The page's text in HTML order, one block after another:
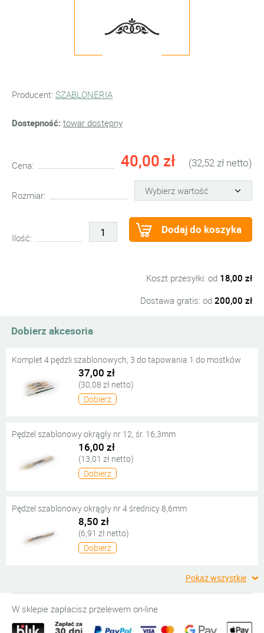
Producent: SZABLONERIA
Dostepność: towar dostępny
Cena: 40,00 zł (32,52 zł netto)
Rozmiar:
Ilość:
Dodaj do koszyka
Koszt przesyłki: od 18,00 zł
Dostawa gratis: od 200,00 zł
Dobierz akcesoria
Komplet 4 pędzli szablonowych, 3 do tapowania 1 do mostków
37,00 zł
(30,08 zł netto)
Dobierz
Pędzel szablonowy okrągły nr 12, śr. 16,3mm
16,00 zł
(13,01 zł netto)
Dobierz
Pędzel szablonowy okrągły nr 4 średnicy 8,6mm
8,50 zł
(6,91 zł netto)
Dobierz
Pokaż wszystkie
W sklepie zapłacisz przelewem on-line